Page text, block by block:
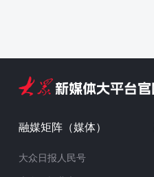
融媒矩阵（媒体）
大众日报人民号